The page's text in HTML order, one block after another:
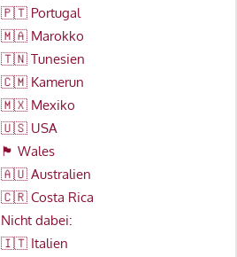
🇵🇹 Portugal
🇲🇦 Marokko
🇹🇳 Tunesien
🇨🇲 Kamerun
🇲🇽 Mexiko
🇺🇸 USA
🏴󠁧󠁢󠁷󠁬󠁳󠁿 Wales
🇦🇺 Australien
🇨🇷 Costa Rica
Nicht dabei:
🇮🇹 Italien